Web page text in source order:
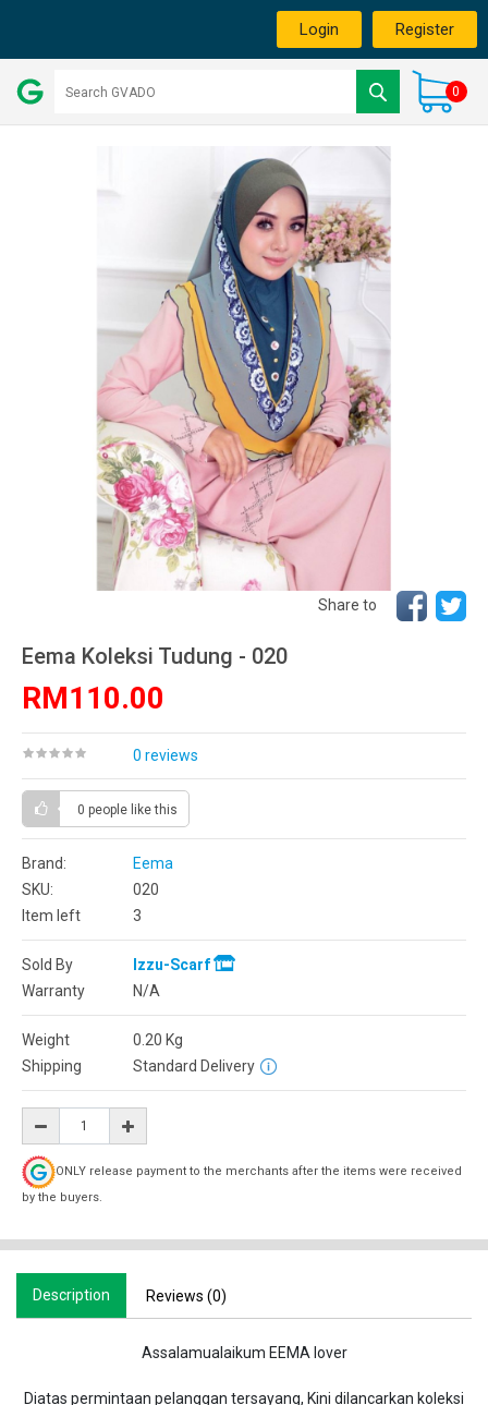
Login Register
0
Share to
Eema Koleksi Tudung - 020
RM110.00
0 reviews
0 people like this
Brand:
Eema
SKU:
020
Item left
3
Sold By
Izzu-Scarf
Warranty
N/A
Weight 0.20 Kg
Shipping
Standard Delivery
ONLY release payment to the merchants after the items were received
by the buyers.
Description Reviews (0)
Assalamualaikum EEMA lover
Diatas permintaan pelanggan tersayang, Kini dilancarkan koleksi